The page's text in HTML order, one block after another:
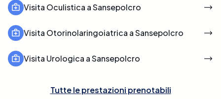
Visita Oculistica a Sansepolcro
Visita Otorinolaringoiatrica a Sansepolcro
Visita Urologica a Sansepolcro
Tutte le prestazioni prenotabili